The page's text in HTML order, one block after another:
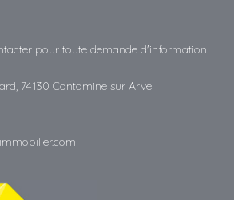
pour toute demande d'information.
74130 Contamine sur Arve